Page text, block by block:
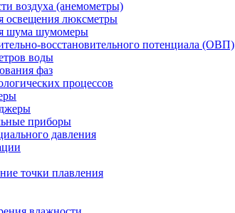
воздуха (анемометры)
освещения люксметры
шума шумомеры
восстановительного потенциала (ОВП)
воды
фаз
процессов
приборы
давления
точки плавления